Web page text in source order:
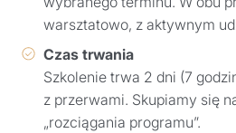
warsztatowo, z aktywnym
Czas trwania
Szkolenie trwa 2 dni (7
z przerwami. Skupiamy się
„rozciągania programu”.